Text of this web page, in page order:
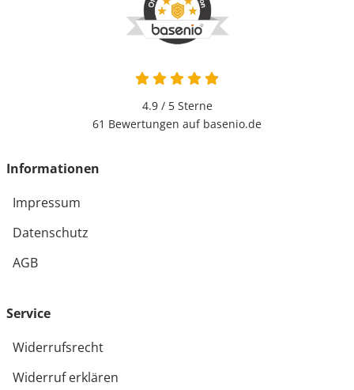
4.9 von 5
4.9 / 5Sterne
61 Bewertungen auf basenio.de
Informationen
Impressum
Datenschutz
AGB
Service
Widerrufsrecht
Widerruf erklären